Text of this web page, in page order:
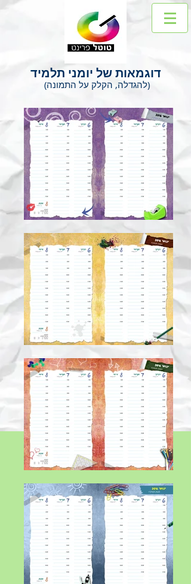
דוגמאות של יומני תלמיד
(להגדלה, הקלק על התמונה)